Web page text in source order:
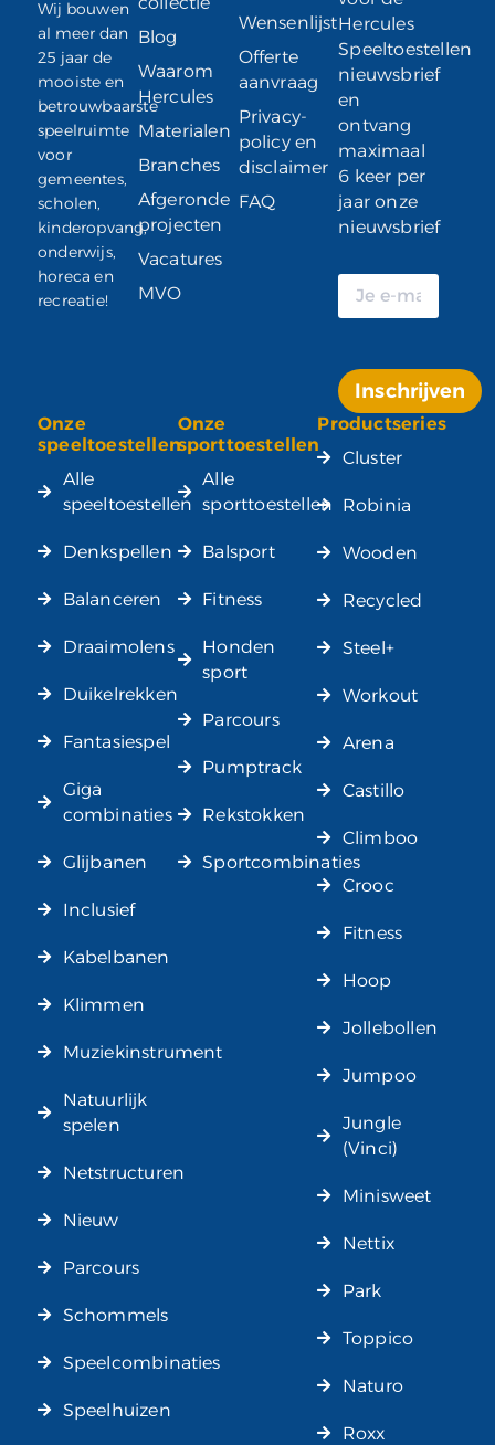
Wij bouwen
al meer dan
25 jaar de
mooiste en
betrouwbaarste
speelruimte
voor
gemeentes,
scholen,
kinderopvang,
onderwijs,
horeca en
recreatie!
Blog
Waarom
Hercules
Materialen
Branches
Afgeronde
projecten
Vacatures
MVO
Wensenlijst
Offerte
aanvraag
Privacy-
policy en
disclaimer
FAQ
Hercules
Speeltoestellen
nieuwsbrief
en
ontvang
maximaal
6 keer per
jaar onze
nieuwsbrief
Inschrijven
Alternative:
Onze
speeltoestellen
Alle
speeltoestellen
Denkspellen
Balanceren
Draaimolens
Duikelrekken
Fantasiespel
Giga
combinaties
Glijbanen
Inclusief
Kabelbanen
Klimmen
Muziekinstrument
Natuurlijk
spelen
Netstructuren
Nieuw
Parcours
Schommels
Speelcombinaties
Speelhuizen
Onze
sporttoestellen
Alle
sporttoestellen
Balsport
Fitness
Honden
sport
Parcours
Pumptrack
Rekstokken
Sportcombinaties
Productseries
Cluster
Robinia
Wooden
Recycled
Steel+
Workout
Arena
Castillo
Climboo
Crooc
Fitness
Hoop
Jollebollen
Jumpoo
Jungle
(Vinci)
Minisweet
Nettix
Park
Toppico
Naturo
Roxx